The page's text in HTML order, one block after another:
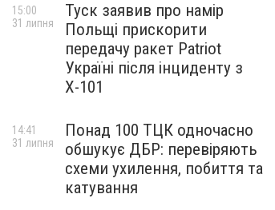
Туск заявив про намір
Польщі прискорити
передачу ракет Patriot
Україні після інциденту з
Х-101
15:00
31 липня
Понад 100 ТЦК одночасно
обшукує ДБР: перевіряють
схеми ухилення, побиття та
катування
14:41
31 липня